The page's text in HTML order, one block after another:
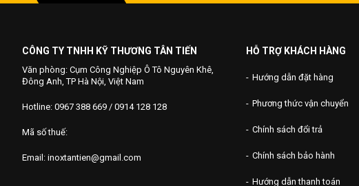
CÔNG TY TNHH KỸ THƯƠNG TÂN TIẾN
Văn phòng: Cụm Công Nghiệp Ô Tô Nguyên Khê,
Đông Anh, TP Hà Nội, Việt Nam
Hotline: 0967 388 669 / 0914 128 128
Mã số thuế:
Email: inoxtantien@gmail.com
HỖ TRỢ KHÁCH HÀNG
Hướng dẫn đặt hàng
Phương thức vận chuyển
Chính sách đổi trả
Chính sách bảo hành
Hướng dẫn thanh toán